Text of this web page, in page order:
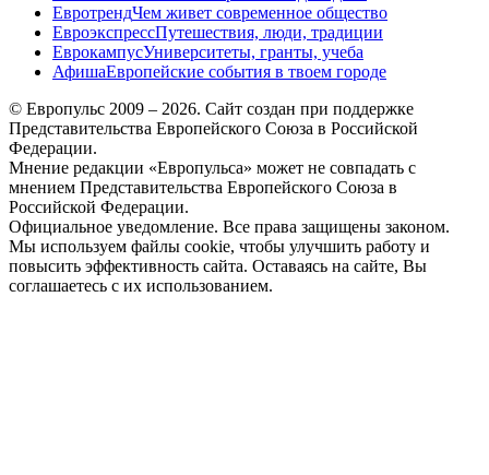
ЕвротрендЧем живет современное общество
ЕвроэкспрессПутешествия, люди, традиции
ЕврокампусУниверситеты, гранты, учеба
АфишаЕвропейские события в твоем городе
© Европульс 2009 – 2026. Сайт создан при поддержке
Представительства Европейского Союза в Российской
Федерации.
Мнение редакции «Европульса» может не совпадать с
мнением Представительства Европейского Союза в
Российской Федерации.
Официальное уведомление. Все права защищены законом.
Мы используем файлы cookie, чтобы улучшить работу и
повысить эффективность сайта. Оставаясь на сайте, Вы
соглашаетесь с их использованием.